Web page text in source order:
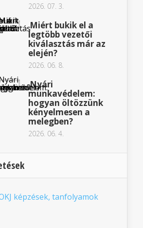
2026. 07. 3.
Miért bukik el a
legtöbb vezetői
kiválasztás már az
elején?
2026. 06. 8.
Nyári
munkavédelem:
hogyan öltözzünk
kényelmesen a
melegben?
2026. 06. 4.